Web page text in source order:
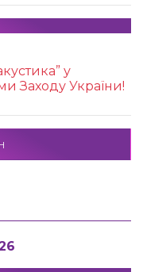
у
Заходу України!